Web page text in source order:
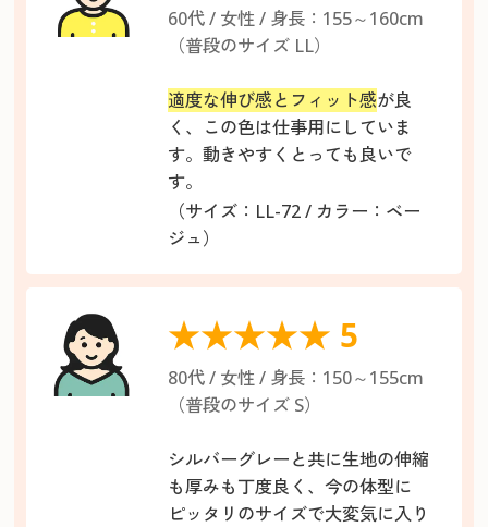
60代 / 女性 / 身長：155～160cm
（普段のサイズ LL）
適度な伸び感とフィット感が良
く、この色は仕事用にしていま
す。動きやすくとっても良いで
す。
（サイズ：LL-72 / カラー：ベー
ジュ）
★★★★★ 5
80代 / 女性 / 身長：150～155cm
（普段のサイズ S）
シルバーグレーと共に生地の伸縮
も厚みも丁度良く、今の体型に
ピッタリのサイズで大変気に入り